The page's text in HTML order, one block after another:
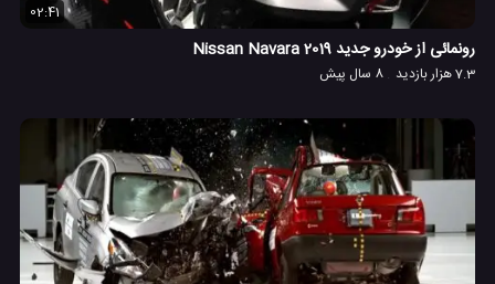
02:41
رونمائی از خودرو جدید Nissan Navara 2019
7.3 هزار بازدید 8 سال پیش